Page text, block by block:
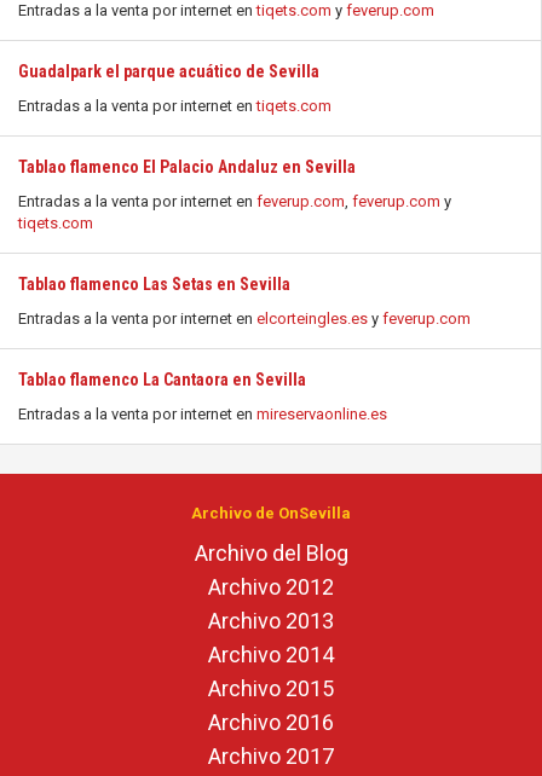
Entradas a la venta por internet entiqets.com y feverup.com
Guadalpark el parque acuático de Sevilla
Entradas a la venta por internet entiqets.com
Tablao flamenco El Palacio Andaluz en Sevilla
Entradas a la venta por internet en feverup.com, feverup.com y
tiqets.com
Tablao flamenco Las Setas en Sevilla
Entradas a la venta por internet en elcorteingles.es y feverup.com
Tablao flamenco La Cantaora en Sevilla
Entradas a la venta por internet en mireservaonline.es
Archivo de OnSevilla
Archivo del Blog
Archivo 2012
Archivo 2013
Archivo 2014
Archivo 2015
Archivo 2016
Archivo 2017